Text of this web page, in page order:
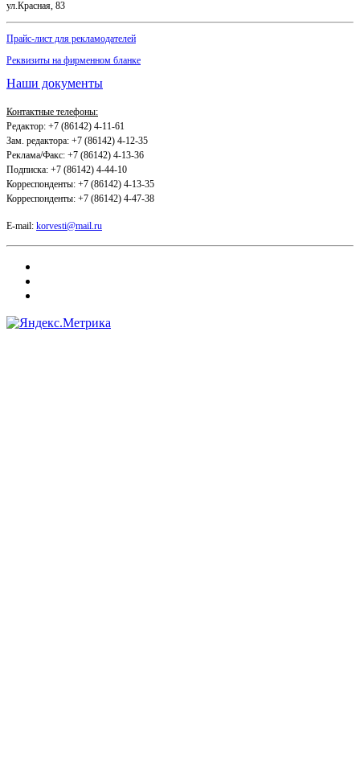
ул.Красная, 83
Прайс-лист для рекламодателей
Реквизиты на фирменном бланке
Наши документы
Контактные телефоны:
Редактор: +7 (86142) 4-11-61
Зам. редактора: +7 (86142) 4-12-35
Реклама/Факс: +7 (86142) 4-13-36
Подписка: +7 (86142) 4-44-10
Корреспонденты: +7 (86142) 4-13-35
Корреспонденты: +7 (86142) 4-47-38
E-mail: korvesti@mail.ru